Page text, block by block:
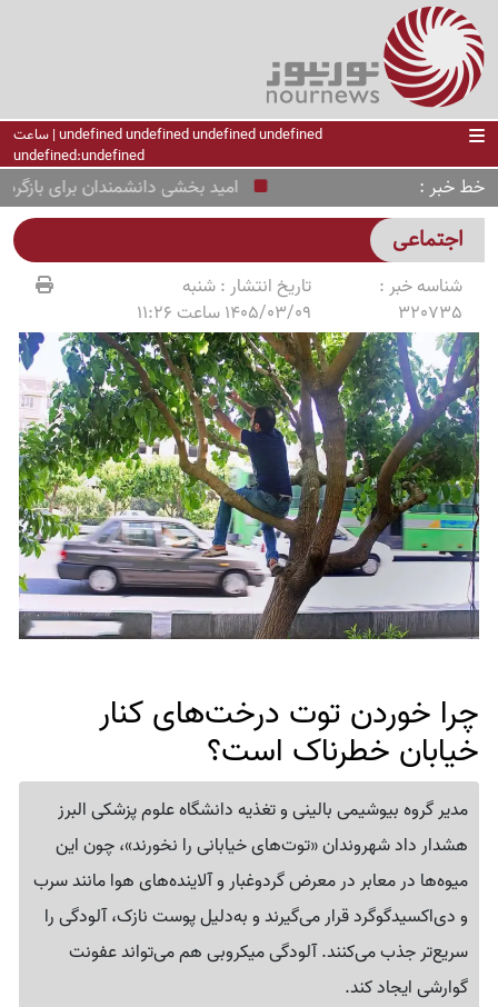
undefined undefined undefined undefined | ساعت
undefined:undefined
خط خبر امید بخشی دانشمندان برای بازگرداندن
اجتماعی
شناسه خبر :
320735
تاریخ انتشار :شنبه
1405/03/09 ساعت 11:26
چرا خوردن توت درخت‌های کنار
خیابان خطرناک است؟
مدیر گروه بیوشیمی بالینی و تغذیه دانشگاه علوم پزشکی البرز
هشدار داد شهروندان «توت‌های خیابانی را نخورند»، چون این
میوه‌ها در معابر در معرض گردوغبار و آلاینده‌های هوا مانند سرب
و دی‌اکسیدگوگرد قرار می‌گیرند و به‌دلیل پوست نازک، آلودگی را
سریع‌تر جذب می‌کنند. آلودگی میکروبی هم می‌تواند عفونت
گوارشی ایجاد کند.